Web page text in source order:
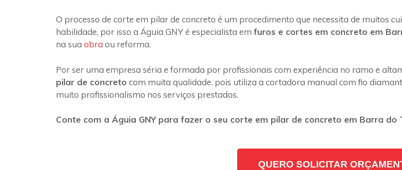
O processo de corte em pilar de concreto é um procedimento que necessita de muitos
habilidade, por isso a Águia GNY é especialista em furos e cortes em concreto em
na sua obra ou reforma.
Por ser uma empresa séria e formada por profissionais com experiência no ramo e
pilar de concreto com muita qualidade, pois utiliza a cortadora manual com fio
muito profissionalismo nos serviços prestados.
Conte com a Águia GNY para fazer o seu corte em pilar de concreto em Barra do
QUERO SOLICITAR